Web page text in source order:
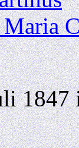
Maria
1847